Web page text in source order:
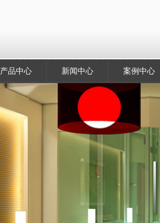
产品中心 新闻中心 案例中心